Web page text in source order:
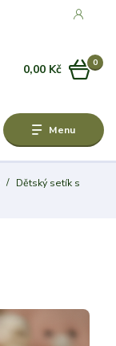
Menu
0
0,00 Kč
Dětský setík s